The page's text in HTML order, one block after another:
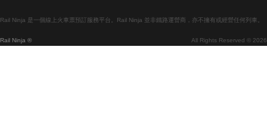
Rail Ninja ® All Rights Reserved © 2026
Rail Ninja 是一個線上火車票預訂服務平台。Rail Ninja 並非鐵路運營商，亦不擁有或經營任何列車。